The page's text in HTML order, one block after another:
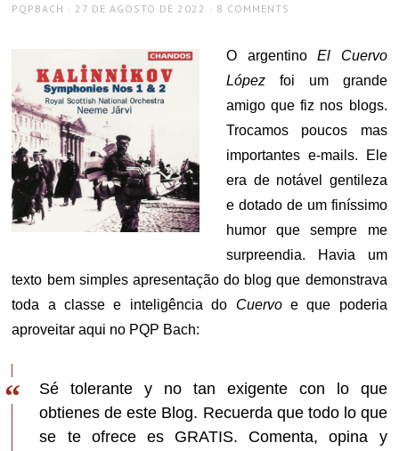
AUTHOR
PQPBACH
POSTED
27 DE AGOSTO DE 2022 8 COMMENTS
O argentinoEl Cuervo
López foi um grande
amigo que fiz nos blogs.
Trocamos poucos mas
importantes e-mails. Ele
era de notável gentileza
e dotado de um finíssimo
humor que sempre me
surpreendia. Havia um
texto bem simples apresentação do blog que demonstrava
toda a classe e inteligência do Cuervoe que poderia
aproveitar aqui no PQP Bach:
Sé tolerante y no tan exigente con lo que
obtienes de este Blog. Recuerda que todo lo que
se te ofrece es GRATIS. Comenta, opina y